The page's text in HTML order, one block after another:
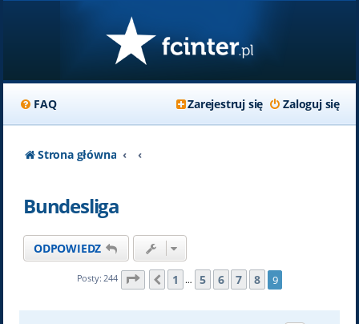
FAQ Zaloguj się
Zarejestruj się
Strona główna
Bundesliga
ODPOWIEDZ
Posty: 244 Strona 9z 9
Poprzednia
1 … 5 6 7 8 9